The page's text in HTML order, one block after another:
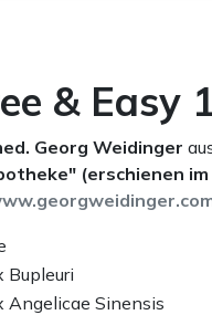
& Easy
Georg Weidinger
(erschienen
Bupleuri
Angelicae Sinensis